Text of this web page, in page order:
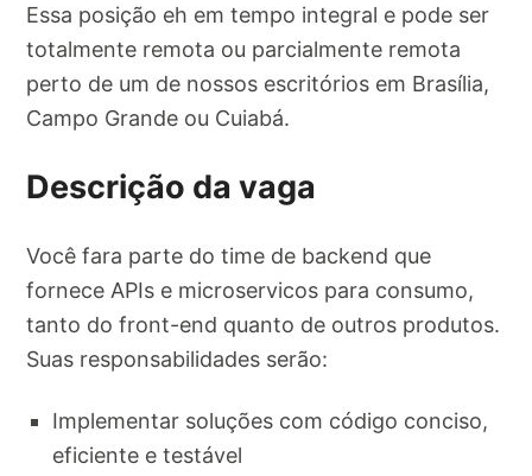
Essa posição eh em tempo integral e pode ser
totalmente remota ou parcialmente remota
perto de um de nossos escritórios em Brasília,
Campo Grande ou Cuiabá.
Descrição da vaga
Você fara parte do time de backend que
fornece APIs e microservicos para consumo,
tanto do front-end quanto de outros produtos.
Suas responsabilidades serão:
Implementar soluções com código conciso,
eficiente e testável